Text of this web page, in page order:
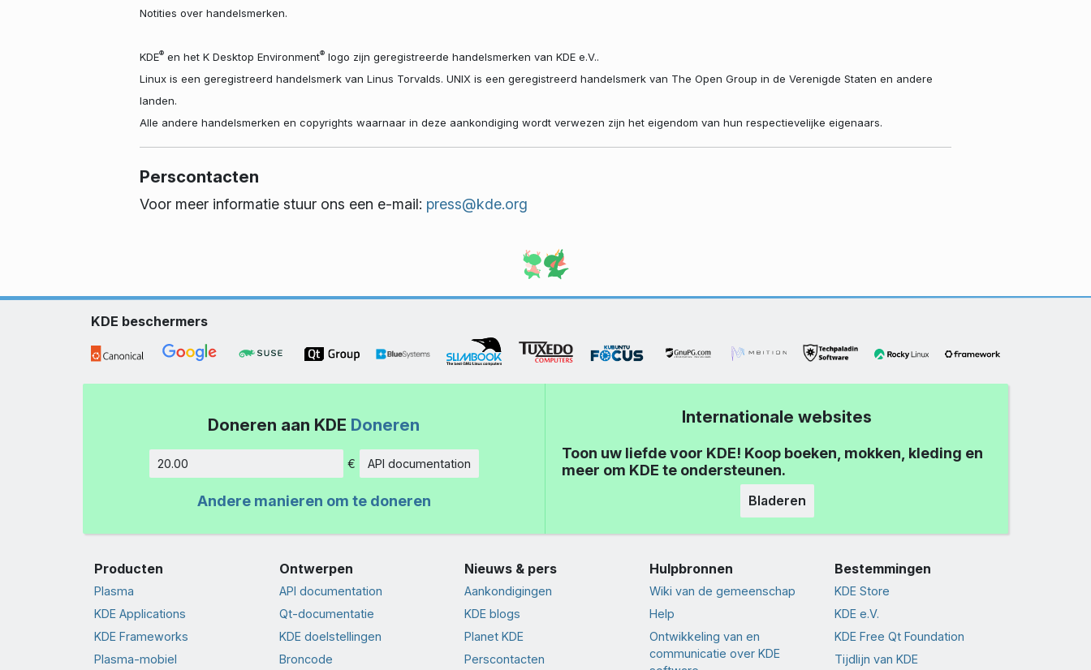
Notities over handelsmerken.
KDE® en het K Desktop Environment® logo zijn geregistreerde handelsmerken van KDE e.V..
Linux is een geregistreerd handelsmerk van Linus Torvalds. UNIX is een geregistreerd handelsmerk van The Open Group in de Verenigde Staten en andere
landen.
Alle andere handelsmerken en copyrights waarnaar in deze aankondiging wordt verwezen zijn het eigendom van hun respectievelijke eigenaars.
Perscontacten
Voor meer informatie stuur ons een e-mail: press@kde.org
KDE beschermers
Doneren aan KDE Doneren
Hoeveelheid
€ API documentation
Andere manieren om te doneren
Internationale websites
Toon uw liefde voor KDE! Koop boeken, mokken, kleding en
meer om KDE te ondersteunen.
Bladeren
Producten
Plasma
KDE Applications
KDE Frameworks
Plasma-mobiel
Ontwerpen
API documentation
Qt-documentatie
KDE doelstellingen
Broncode
Nieuws & pers
Aankondigingen
KDE blogs
Planet KDE
Perscontacten
Hulpbronnen
Wiki van de gemeenschap
Help
Ontwikkeling van en
communicatie over KDE
Bestemmingen
KDE Store
KDE e.V.
KDE Free Qt Foundation
Tijdlijn van KDE